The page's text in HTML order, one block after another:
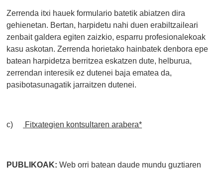
Zerrenda itxi hauek formulario batetik abiatzen dira
gehienetan. Bertan, harpidetu nahi duen erabiltzaileari
zenbait galdera egiten zaizkio, esparru profesionalekoak
kasu askotan. Zerrenda horietako hainbatek denbora epe
batean harpidetza berritzea eskatzen dute, helburua,
zerrendan interesik ez dutenei baja ematea da,
pasibotasunagatik jarraitzen dutenei.
c) Fitxategien kontsultaren arabera*
PUBLIKOAK:Web orri batean daude mundu guztiaren